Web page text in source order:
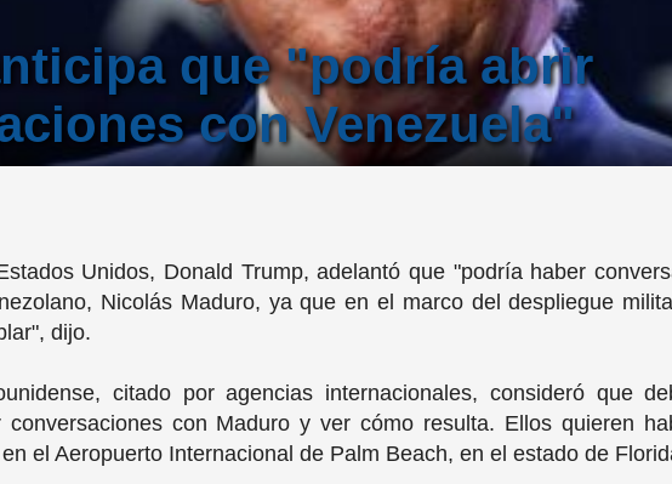
que "podría abrir
con Venezuela"
Unidos, Donald Trump, adelantó que "podría haber
Nicolás Maduro, ya que en el marco del despliegue
dijo.
citado por agencias internacionales, consideró que
conversaciones con Maduro y ver cómo resulta. Ellos quieren
el Aeropuerto Internacional de Palm Beach, en el estado de